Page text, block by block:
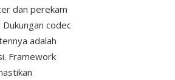
dan perekam
codec
adalah
Framework